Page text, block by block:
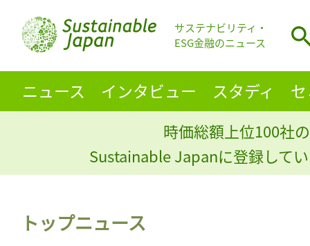
サステナビリティ・
ESG金融のニュース
ニュース インタビュー スタディ
時価総額上位100社
Sustainable Japanに登録して
トップニュース